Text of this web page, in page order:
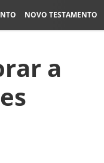
NOVO TESTAMENTO
a